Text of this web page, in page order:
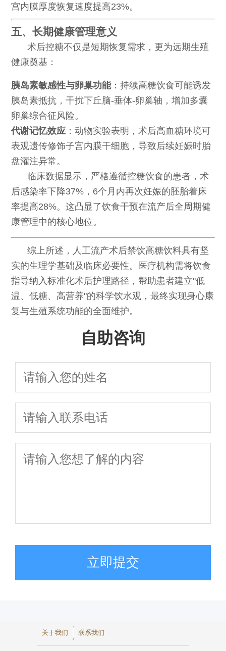
宫内膜厚度恢复速度提高23%。
五、长期健康管理意义
术后控糖不仅是短期恢复需求，更为远期生殖
健康奠基：
胰岛素敏感性与卵巢功能：持续高糖饮食可能诱发
胰岛素抵抗，干扰下丘脑-垂体-卵巢轴，增加多囊
卵巢综合征风险。
代谢记忆效应 ：动物实验表明，术后高血糖环境可
表观遗传修饰子宫内膜干细胞，导致后续妊娠时胎
盘灌注异常。
临床数据显示，严格遵循控糖饮食的患者，术
后感染率下降37%，6个月内再次妊娠的胚胎着床
率提高28%。这凸显了饮食干预在流产后全周期健
康管理中的核心地位。
综上所述，人工流产术后禁饮高糖饮料具有坚
实的生理学基础及临床必要性。医疗机构需将饮食
指导纳入标准化术后护理路径，帮助患者建立"低
温、低糖、高营养"的科学饮水观，最终实现身心康
复与生殖系统功能的全面维护。
自助咨询
立即提交
关于我们 联系我们